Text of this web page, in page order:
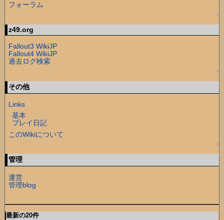
フォーラム
↑
z49.org
Fallout3 WikiJP
Fallout4 WikiJP
過去ログ検索
↑
その他
Links
基本
プレイ日記
このWikiについて
↑
管理
運営
管理blog
最新の20件